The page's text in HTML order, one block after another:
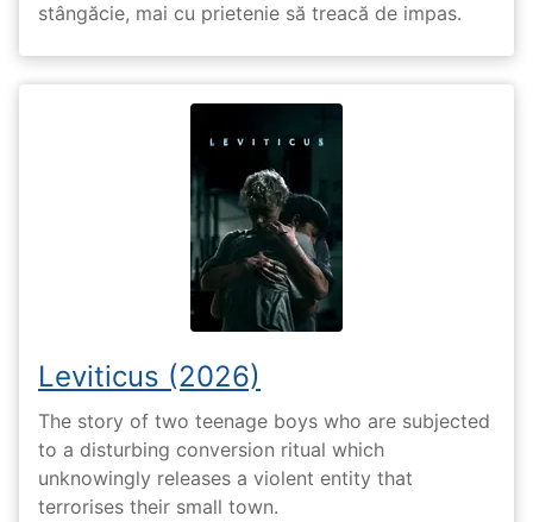
stângăcie, mai cu prietenie să treacă de impas.
Leviticus (2026)
The story of two teenage boys who are subjected
to a disturbing conversion ritual which
unknowingly releases a violent entity that
terrorises their small town.